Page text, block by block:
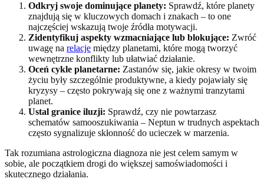
Odkryj swoje dominujące planety: Sprawdź, które planety
znajdują się w kluczowych domach i znakach – to one
najczęściej wskazują twoje źródła motywacji.
Zidentyfikuj aspekty wzmacniające lub blokujące: Zwróć
uwagę na relacje między planetami, które mogą tworzyć
wewnętrzne konflikty lub ułatwiać działanie.
Oceń cykle planetarne: Zastanów się, jakie okresy w twoim
życiu były szczególnie produktywne, a kiedy pojawiały się
kryzysy – często pokrywają się one z ważnymi tranzytami
planet.
Ustal granice iluzji: Sprawdź, czy nie powtarzasz
schematów samooszukiwania – Neptun w trudnych aspektach
często sygnalizuje skłonność do ucieczek w marzenia.
Tak rozumiana astrologiczna diagnoza nie jest celem samym w
sobie, ale początkiem drogi do większej samoświadomości i
skutecznego działania.